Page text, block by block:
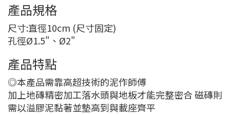
產品規格
尺寸:直徑10cm (尺寸固定)
孔徑Ø1.5"、Ø2"
產品特點
◎本產品需靠高超技術的泥作師傅
加上地磚精密加工落水頭與地板才能完整密合 磁磚則
需以溢膠泥黏著並墊高到與載座齊平